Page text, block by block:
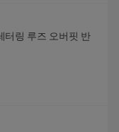
터링 루즈 오버핏 반